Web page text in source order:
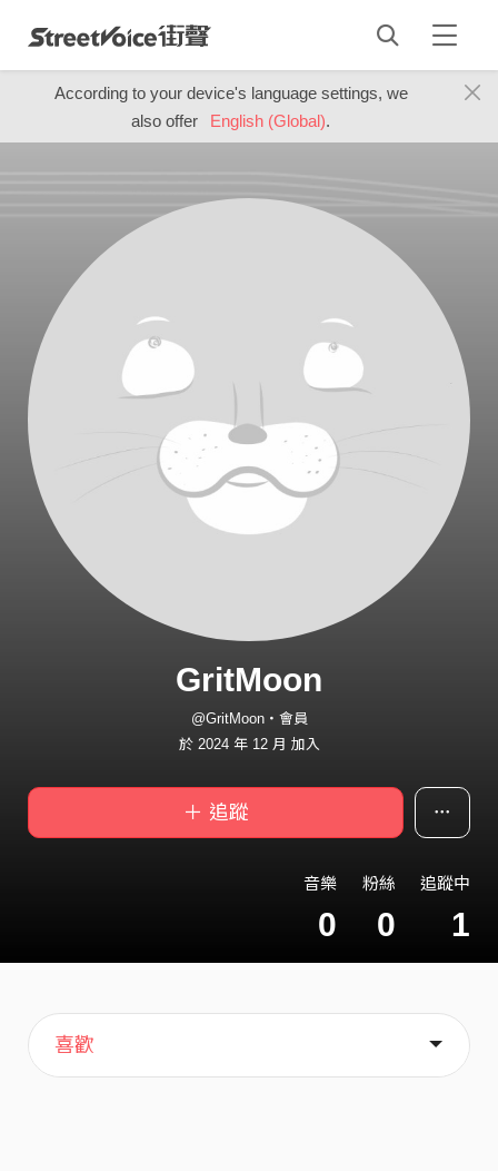
According to your device's language settings, we
also offer
English (Global).
GritMoon
@GritMoon・會員
於 2024 年 12 月 加入
＋ 追蹤
音樂
0
粉絲
0
追蹤中
1
主頁
喜歡
關於